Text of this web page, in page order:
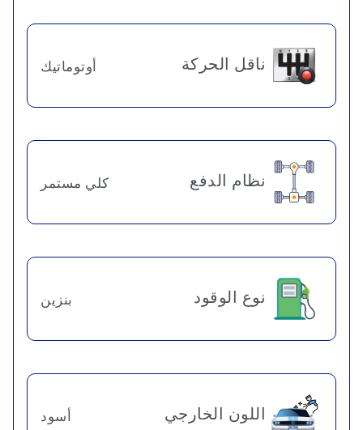
ناقل الحركة أوتوماتيك
نظام الدفع كلي مستمر
نوع الوقود بنزين
اللون الخارجي أسود